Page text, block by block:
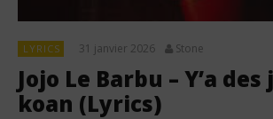
LYRICS 31 janvier 2026 Stone
Jojo Le Barbu – Y’a
koan (Lyrics)